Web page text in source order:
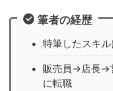
筆者の経歴
特筆したスキ
販売員→店長→
に転職